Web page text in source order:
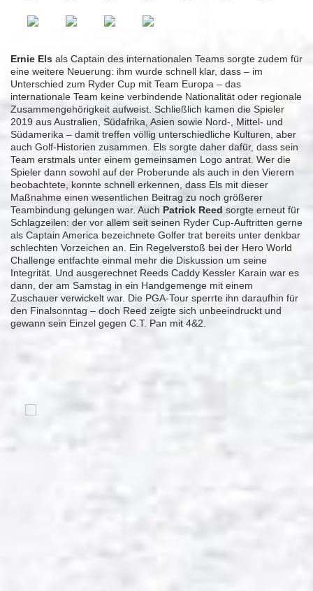
Ernie Els als Captain des internationalen Teams sorgte zudem für
eine weitere Neuerung: ihm wurde schnell klar, dass – im
Unterschied zum Ryder Cup mit Team Europa – das
internationale Team keine verbindende Nationalität oder regionale
Zusammengehörigkeit aufweist. Schließlich kamen die Spieler
2019 aus Australien, Südafrika, Asien sowie Nord-, Mittel- und
Südamerika – damit treffen völlig unterschiedliche Kulturen, aber
auch Golf-Historien zusammen. Els sorgte daher dafür, dass sein
Team erstmals unter einem gemeinsamen Logo antrat. Wer die
Spieler dann sowohl auf der Proberunde als auch in den Vierern
beobachtete, konnte schnell erkennen, dass Els mit dieser
Maßnahme einen wesentlichen Beitrag zu noch größerer
Teambindung gelungen war. Auch Patrick Reed sorgte erneut für
Schlagzeilen: der vor allem seit seinen Ryder Cup-Auftritten gerne
als Captain America bezeichnete Golfer trat bereits unter denkbar
schlechten Vorzeichen an. Ein Regelverstoß bei der Hero World
Challenge entfachte einmal mehr die Diskussion um seine
Integrität. Und ausgerechnet Reeds Caddy Kessler Karain war es
dann, der am Samstag in ein Handgemenge mit einem
Zuschauer verwickelt war. Die PGA-Tour sperrte ihn daraufhin für
den Finalsonntag – doch Reed zeigte sich unbeeindruckt und
gewann sein Einzel gegen C.T. Pan mit 4&2.